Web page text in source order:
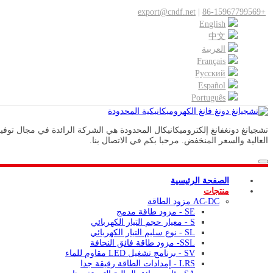
+86-15967799569
export@cndf.net
English
中文
العربية
Français
Pусский
Español
Português
العالية والسعر المنخفض. مرحبا بكم في الاتصال بنا.
الصفحة الرئيسية
منتجات
AC-DC مزود الطاقة
SE - مزود طاقة مدمج
S - معيار حجم التيار الكهربائي
SL - نوع سليم التيار الكهربائي
SSL- مزود طاقة فائق النحافة
SV - برنامج تشغيل LED مقاوم للماء
LRS - إمدادات الطاقة رقيقة جدا